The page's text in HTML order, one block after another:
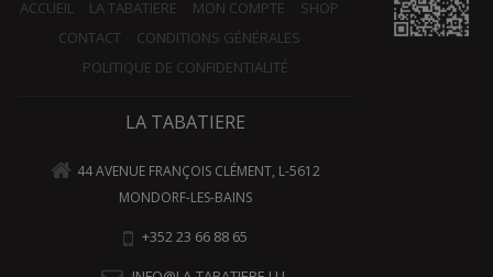
ACCUEIL LA TABATIERE MON COMPTE
SHOP
CONTACT
CONDITIONS GÉNÉRALES
POLITIQUE DE CONFIDENTIALITÉ
LA TABATIERE
44 AVENUE FRANÇOIS CLÉMENT, L-5612
MONDORF-LES-BAINS
+352 23 66 88 65